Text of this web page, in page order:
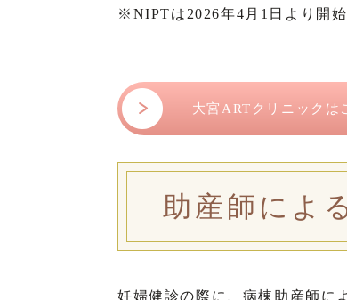
※NIPTは2026年4月1日より開
大宮ARTクリニックは
助産師によ
妊婦健診の際に、病棟助産師に